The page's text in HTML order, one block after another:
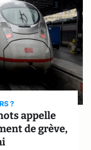
?
appelle
de grève,